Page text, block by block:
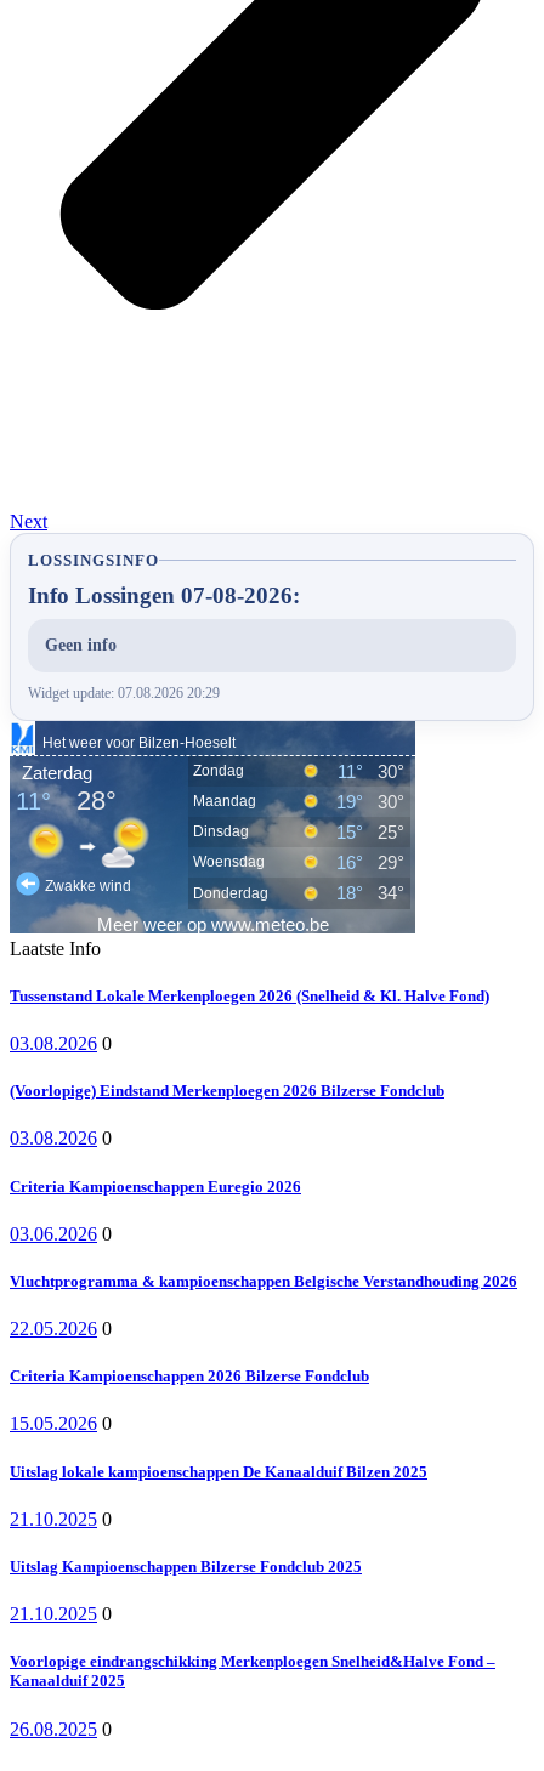
Next
LOSSINGSINFO
Info Lossingen 07-08-2026:
Geen info
Widget update: 07.08.2026 20:29
Laatste Info
Tussenstand Lokale Merkenploegen 2026 (Snelheid & Kl. Halve Fond)
03.08.2026 0
(Voorlopige) Eindstand Merkenploegen 2026 Bilzerse Fondclub
03.08.2026 0
Criteria Kampioenschappen Euregio 2026
03.06.2026 0
Vluchtprogramma & kampioenschappen Belgische Verstandhouding 2026
22.05.2026 0
Criteria Kampioenschappen 2026 Bilzerse Fondclub
15.05.2026 0
Uitslag lokale kampioenschappen De Kanaalduif Bilzen 2025
21.10.2025 0
Uitslag Kampioenschappen Bilzerse Fondclub 2025
21.10.2025 0
Voorlopige eindrangschikking Merkenploegen Snelheid&Halve Fond –
Kanaalduif 2025
26.08.2025 0